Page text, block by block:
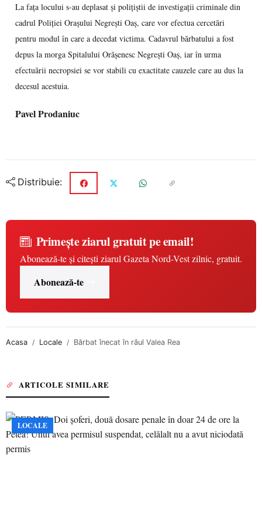
La faţa locului s-au deplasat şi poliţiştii de investigaţii criminale din
cadrul Poliţiei Oraşului Negreşti Oaş, care vor efectua cercetări
pentru modul în care a decedat victima. Cadavrul bărbatului a fost
depus la morga Spitalului Orăşenesc Negreşti Oaş, iar în urma
efectuării necropsiei se vor stabili cu exactitate cauzele care au dus la
decesul acestuia.
Pavel Prodaniuc
Distribuie:
Primește ziarul gratuit pe email!
Abonează-te și citești ziarul Gazeta Nord-Vest zilnic, gratuit.
Abonează-te
Acasa Locale Bărbat înecat în râul Valea Rea
ARTICOLE SIMILARE
LOCALE